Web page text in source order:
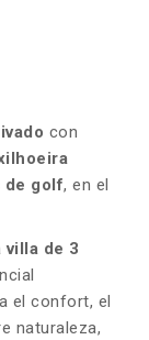
con
de golf, en el
villa de 3
el confort, el
naturaleza,